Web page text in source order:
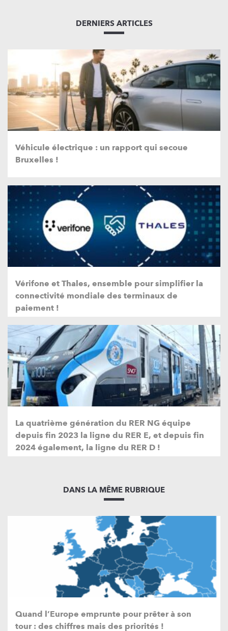
DERNIERS ARTICLES
Véhicule électrique : un rapport qui secoue
Bruxelles !
Vérifone et Thales, ensemble pour simplifier la
connectivité mondiale des terminaux de
paiement !
La quatrième génération du RER NG équipe
depuis fin 2023 la ligne du RER E, et depuis fin
2024 également, la ligne du RER D !
DANS LA MÊME RUBRIQUE
Quand l’Europe emprunte pour prêter à son
tour : des chiffres mais des priorités !